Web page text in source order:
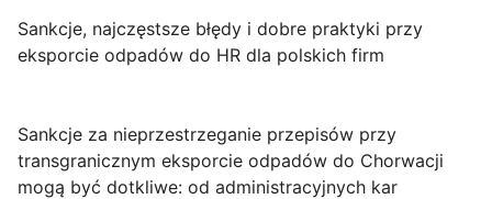
Sankcje, najczęstsze błędy i dobre praktyki przy
eksporcie odpadów do HR dla polskich firm
Sankcje za nieprzestrzeganie przepisów przy
transgranicznym eksporcie odpadów do Chorwacji
mogą być dotkliwe: od administracyjnych kar